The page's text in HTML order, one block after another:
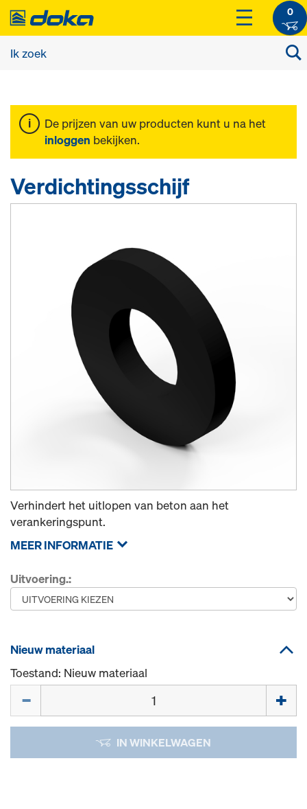
0
De prijzen van uw producten kunt u na het
inloggen bekijken.
Verdichtingsschijf
Verhindert het uitlopen van beton aan het
verankeringspunt.
MEER INFORMATIE
Uitvoering.:
Nieuw materiaal
Toestand: Nieuw materiaal
IN WINKELWAGEN